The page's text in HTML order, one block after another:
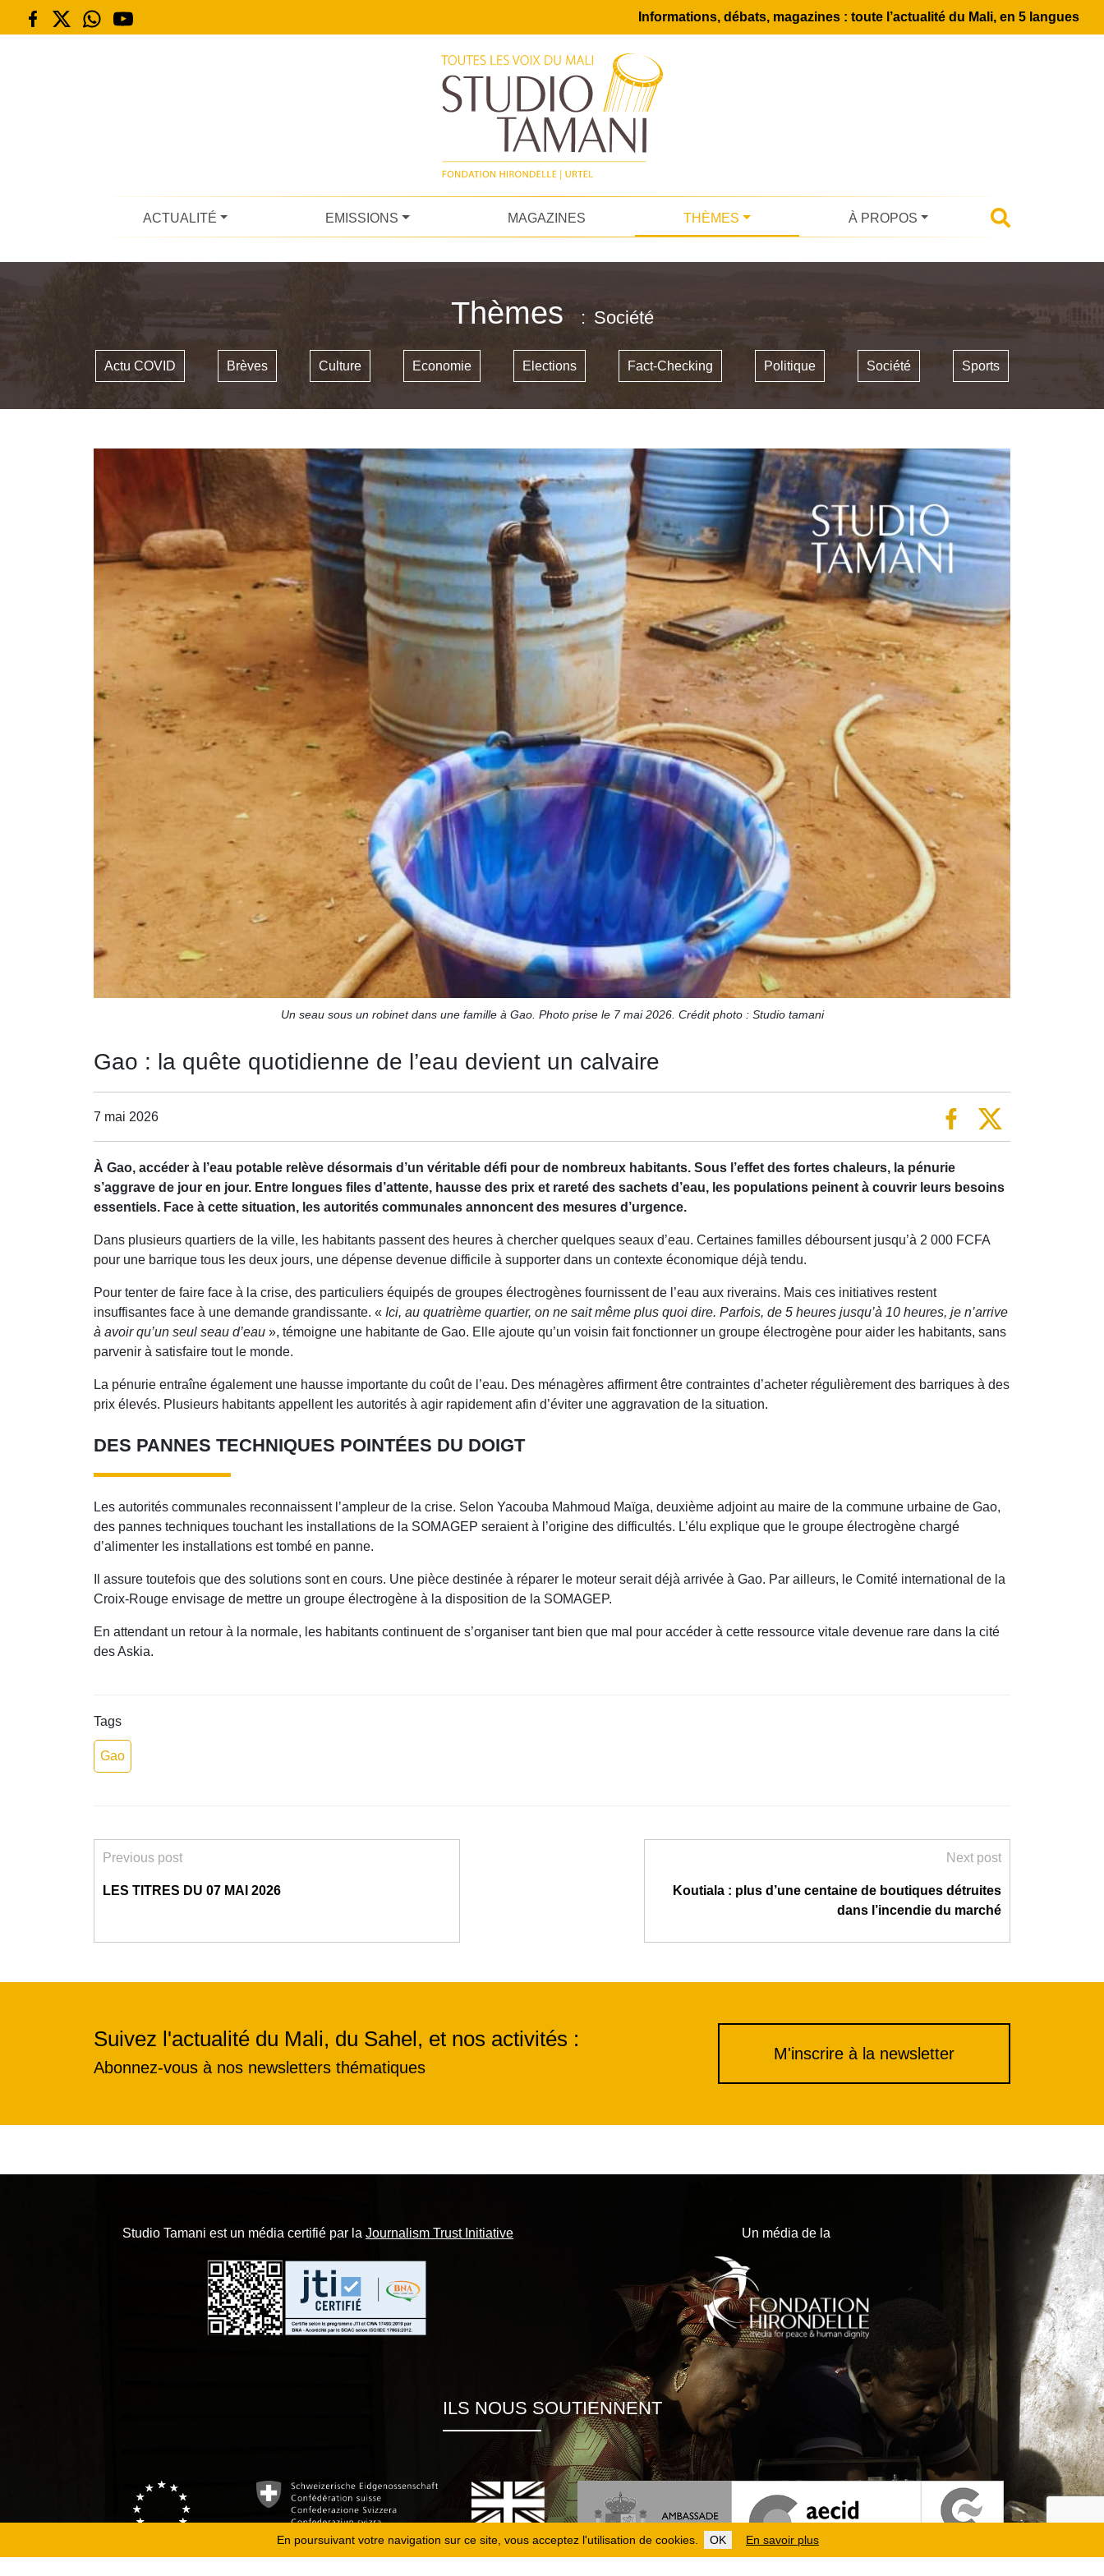
En poursuivant votre navigation sur ce site, vous acceptez l'utilisation de cookies. OK En savoir plus
Informations, débats, magazines : toute l’actualité du Mali, en 5 langues
ACTUALITÉ EMISSIONS MAGAZINES THÈMES À PROPOS
Thèmes Société
Actu COVID Brèves Culture Economie Elections Fact-Checking Politique Société Sports
Un seau sous un robinet dans une famille à Gao. Photo prise le 7 mai 2026. Crédit photo : Studio tamani
Gao : la quête quotidienne de l’eau devient un calvaire
7 mai 2026
À Gao, accéder à l’eau potable relève désormais d’un véritable défi pour de nombreux habitants. Sous l’effet des fortes chaleurs, la pénurie
s’aggrave de jour en jour. Entre longues files d’attente, hausse des prix et rareté des sachets d’eau, les populations peinent à couvrir leurs besoins
essentiels. Face à cette situation, les autorités communales annoncent des mesures d’urgence.
Dans plusieurs quartiers de la ville, les habitants passent des heures à chercher quelques seaux d’eau. Certaines familles déboursent jusqu’à 2 000 FCFA
pour une barrique tous les deux jours, une dépense devenue difficile à supporter dans un contexte économique déjà tendu.
Pour tenter de faire face à la crise, des particuliers équipés de groupes électrogènes fournissent de l’eau aux riverains. Mais ces initiatives restent
insuffisantes face à une demande grandissante. « Ici, au quatrième quartier, on ne sait même plus quoi dire. Parfois, de 5 heures jusqu’à 10 heures, je n’arrive
à avoir qu’un seul seau d’eau », témoigne une habitante de Gao. Elle ajoute qu’un voisin fait fonctionner un groupe électrogène pour aider les habitants, sans
parvenir à satisfaire tout le monde.
La pénurie entraîne également une hausse importante du coût de l’eau. Des ménagères affirment être contraintes d’acheter régulièrement des barriques à des
prix élevés. Plusieurs habitants appellent les autorités à agir rapidement afin d’éviter une aggravation de la situation.
DES PANNES TECHNIQUES POINTÉES DU DOIGT
Les autorités communales reconnaissent l’ampleur de la crise. Selon Yacouba Mahmoud Maïga, deuxième adjoint au maire de la commune urbaine de Gao,
des pannes techniques touchant les installations de la SOMAGEP seraient à l’origine des difficultés. L’élu explique que le groupe électrogène chargé
d’alimenter les installations est tombé en panne.
Il assure toutefois que des solutions sont en cours. Une pièce destinée à réparer le moteur serait déjà arrivée à Gao. Par ailleurs, le Comité international de la
Croix-Rouge envisage de mettre un groupe électrogène à la disposition de la SOMAGEP.
En attendant un retour à la normale, les habitants continuent de s’organiser tant bien que mal pour accéder à cette ressource vitale devenue rare dans la cité
des Askia.
Tags
Gao
Previous post
LES TITRES DU 07 MAI 2026
Next post
Koutiala : plus d’une centaine de boutiques détruites
dans l’incendie du marché
Suivez l'actualité du Mali, du Sahel, et nos activités :
Abonnez-vous à nos newsletters thématiques
M'inscrire à la newsletter
Studio Tamani est un média certifié par la Journalism Trust Initiative Un média de la
ILS NOUS SOUTIENNENT